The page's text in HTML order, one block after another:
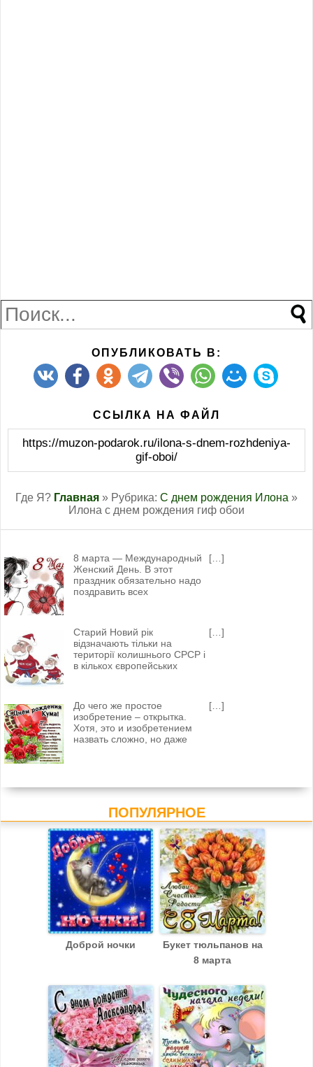
ОПУБЛИКОВАТЬ В:
ССЫЛКА НА ФАЙЛ
https://muzon-podarok.ru/ilona-s-dnem-rozhdeniya-
gif-oboi/
Где Я? Главная » Рубрика: С днем рождения Илона »
Илона с днем рождения гиф обои
8 марта — Международный
Женский День. В этот
праздник обязательно надо
поздравить всех
[…]
Старий Новий рік
відзначають тільки на
території колишнього СРСР і
в кількох європейських
[…]
До чего же простое
изобретение – открытка.
Хотя, это и изобретением
назвать сложно, но даже
[…]
ПОПУЛЯРНОЕ
Доброй ночки
Букет тюльпанов на
8 марта